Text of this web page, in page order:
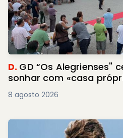
D. GD “Os Alegrienses"
sonhar com «casa
8 agosto 2026